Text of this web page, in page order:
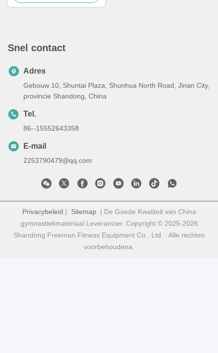
Snel contact
Adres
Gebouw 10, Shuntai Plaza, Shunhua North Road, Jinan City,
provincie Shandong, China
Tel.
86--15552643358
E-mail
2253790479@qq.com
Privacybeleid | Sitemap| De Goede Kwaliteit van China
gymnastiekmateriaal Leverancier. Copyright © 2025-2026
Shandong Freeman Fitness Equipment Co., Ltd. . Alle rechten
voorbehoudena.